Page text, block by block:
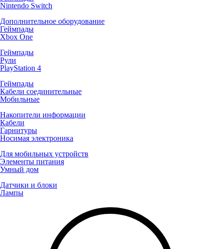
Nintendo Switch
Дополнительное оборудование
Геймпады
Xbox One
Геймпады
Рули
PlayStation 4
Геймпады
Кабели соединительные
Мобильные
Накопители информации
Кабели
Гарнитуры
Носимая электроника
Для мобильных устройств
Элементы питания
Умный дом
Датчики и блоки
Лампы